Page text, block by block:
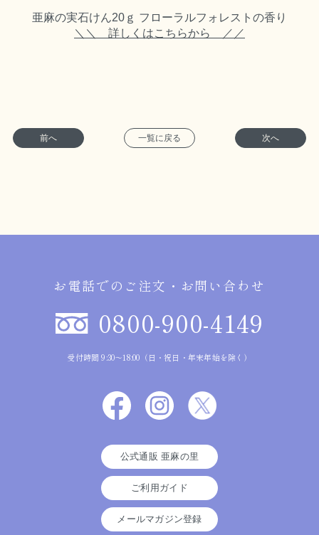
亜麻の実石けん20ｇ フローラルフォレストの香り
＼＼ 詳しくはこちらから ／／
前へ 一覧に戻る 次へ
お電話でのご注文・お問い合わせ
0800-900-4149
受付時間 9:30～18:00（日・祝日・年末年始を除く）
公式通販 亜麻の里
ご利用ガイド
メールマガジン登録